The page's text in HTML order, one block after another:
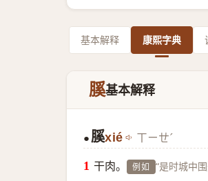
基本解释 康熙字典
膎基本解释
● 膎xié ㄒㄧㄝˊ
干肉。 例如 “是时城中